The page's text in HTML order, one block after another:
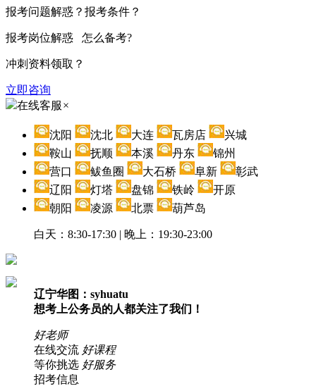
报考问题解惑？报考条件？
报考岗位解惑 怎么备考?
冲刺资料领取？
立即咨询
在线客服 ×
沈阳 沈北 大连 瓦房店
兴城
鞍山
抚顺 本溪 丹东
锦州
营口
鲅鱼圈 大石桥 阜新
彰武
辽阳
灯塔 盘锦 铁岭
开原
朝阳
凌源 北票 葫芦岛
白天：8:30-17:30 | 晚上：19:30-23:00
辽宁华图：syhuatu
想考上公务员的人都关注了我们！
好老师
在线交流 好课程
等你挑选 好服务
招考信息